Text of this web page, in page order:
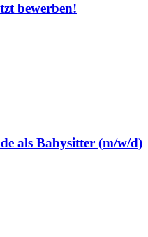
bewerben!
als Babysitter (m/w/d)